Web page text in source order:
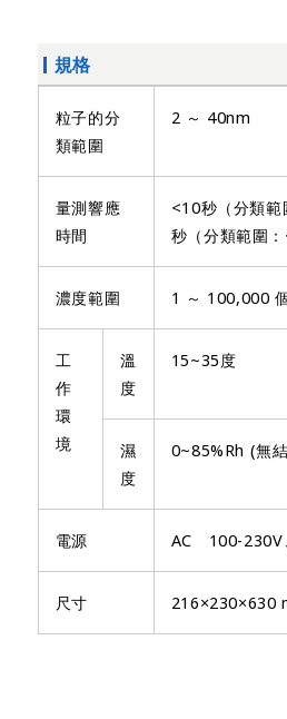
規格
粒子的分
類範圍
2 ～ 40nm
量測響應
時間
<10秒（分類
秒（分類範圍：
濃度範圍 1 ～ 100,000
工
作
環
境
溫
度
15~35度
濕
度
0~85%Rh (無
電源 AC 100-
尺寸 216×230×630